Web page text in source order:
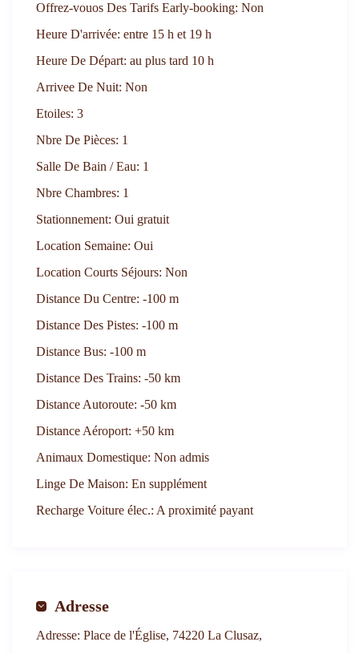
Offrez-vouos Des Tarifs Early-booking: Non
Heure D'arrivée: entre 15 h et 19 h
Heure De Départ: au plus tard 10 h
Arrivee De Nuit: Non
Etoiles: 3
Nbre De Pièces: 1
Salle De Bain / Eau: 1
Nbre Chambres: 1
Stationnement: Oui gratuit
Location Semaine: Oui
Location Courts Séjours: Non
Distance Du Centre: -100 m
Distance Des Pistes: -100 m
Distance Bus: -100 m
Distance Des Trains: -50 km
Distance Autoroute: -50 km
Distance Aéroport: +50 km
Animaux Domestique: Non admis
Linge De Maison: En supplément
Recharge Voiture élec.: A proximité payant
Adresse
Adresse: Place de l'Église, 74220 La Clusaz,